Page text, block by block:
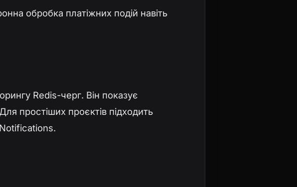
обробка платіжних подій навіть
Redis-черг. Він показує
простіших проєктів підходить